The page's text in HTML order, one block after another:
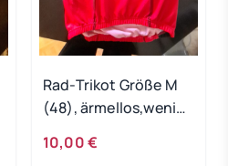
Rad-Trikot Größe M
(48), ärmellos,wenig
10,00 €